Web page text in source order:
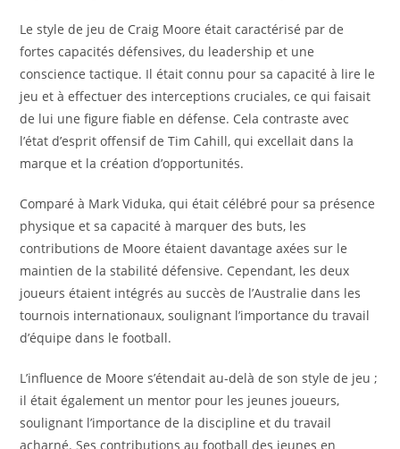
Le style de jeu de Craig Moore était caractérisé par de
fortes capacités défensives, du leadership et une
conscience tactique. Il était connu pour sa capacité à lire le
jeu et à effectuer des interceptions cruciales, ce qui faisait
de lui une figure fiable en défense. Cela contraste avec
l’état d’esprit offensif de Tim Cahill, qui excellait dans la
marque et la création d’opportunités.
Comparé à Mark Viduka, qui était célébré pour sa présence
physique et sa capacité à marquer des buts, les
contributions de Moore étaient davantage axées sur le
maintien de la stabilité défensive. Cependant, les deux
joueurs étaient intégrés au succès de l’Australie dans les
tournois internationaux, soulignant l’importance du travail
d’équipe dans le football.
L’influence de Moore s’étendait au-delà de son style de jeu ;
il était également un mentor pour les jeunes joueurs,
soulignant l’importance de la discipline et du travail
acharné. Ses contributions au football des jeunes en